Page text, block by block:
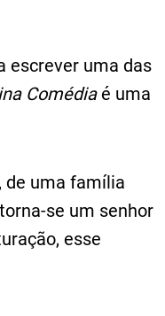
escrever uma das
Comédiaé uma
de uma família
se um senhor
esse